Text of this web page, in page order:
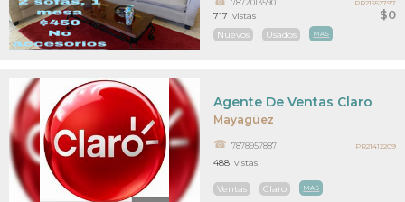
$0
Nuevos Usados MAS
717 vistas
PR21552797
Mayagüez
Agente De Ventas Claro
7878957887
Ventas Claro MAS
488 vistas
PR21412209